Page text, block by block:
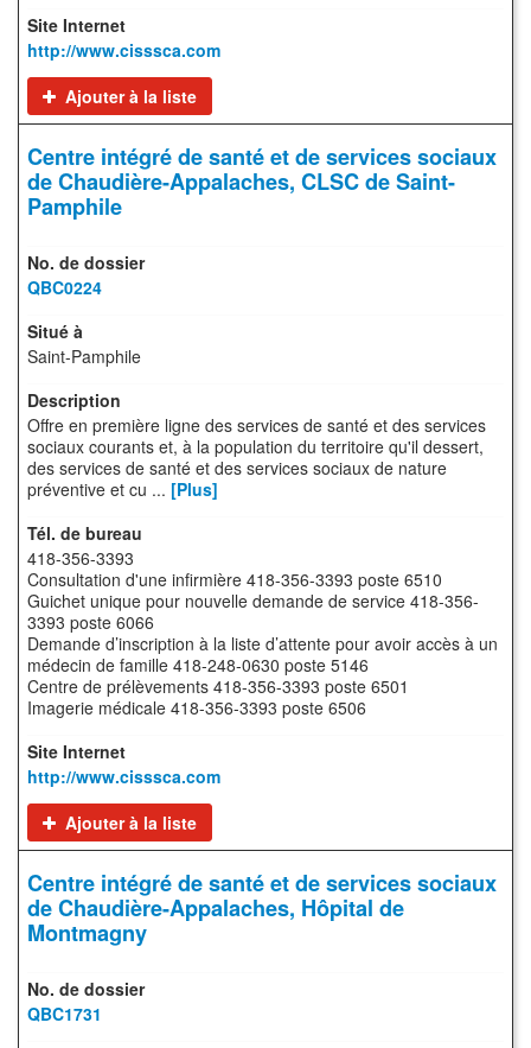
http://www.cisssca.com
Ajouter à la liste
Centre intégré de santé et de services sociaux
de Chaudière-Appalaches, CLSC de Saint-
Pamphile
QBC0224
Saint-Pamphile
Offre en première ligne des services de santé et des services
sociaux courants et, à la population du territoire qu'il dessert,
des services de santé et des services sociaux de nature
préventive et cu ... [Plus]
418-356-3393
Consultation d'une infirmière 418-356-3393 poste 6510
Guichet unique pour nouvelle demande de service 418-356-
3393 poste 6066
Demande d’inscription à la liste d’attente pour avoir accès à un
médecin de famille 418-248‑0630 poste 5146
Centre de prélèvements 418-356-3393 poste 6501
Imagerie médicale 418-356-3393 poste 6506
http://www.cisssca.com
Ajouter à la liste
Centre intégré de santé et de services sociaux
de Chaudière-Appalaches, Hôpital de
Montmagny
QBC1731